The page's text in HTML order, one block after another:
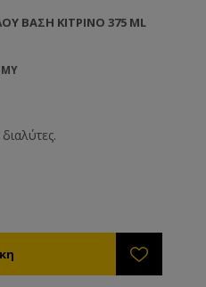
ΒΑΣΗ ΚΊΤΡΙΝΟ 375 ML